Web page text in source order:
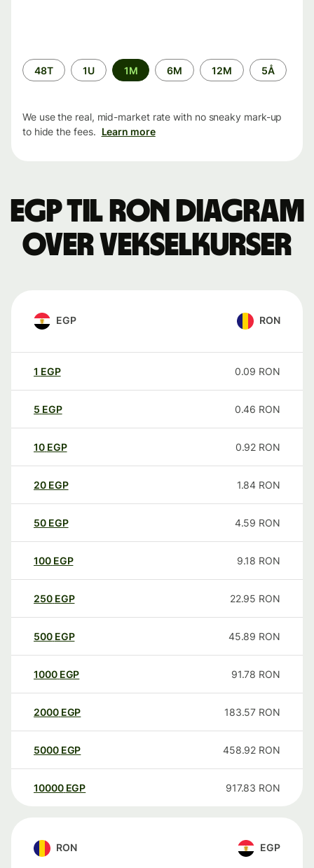
Time
period
48T 1U 1M 6M 12M 5Å
We use the real, mid-market rate with no sneaky mark-up
to hide the fees. Learn more
EGP til RON Diagram
over vekselkurser
EGP RON
1 EGP 0.09 RON
5 EGP 0.46 RON
10 EGP 0.92 RON
20 EGP 1.84 RON
50 EGP 4.59 RON
100 EGP 9.18 RON
250 EGP 22.95 RON
500 EGP 45.89 RON
1000 EGP 91.78 RON
2000 EGP 183.57 RON
5000 EGP 458.92 RON
10000 EGP 917.83 RON
RON EGP